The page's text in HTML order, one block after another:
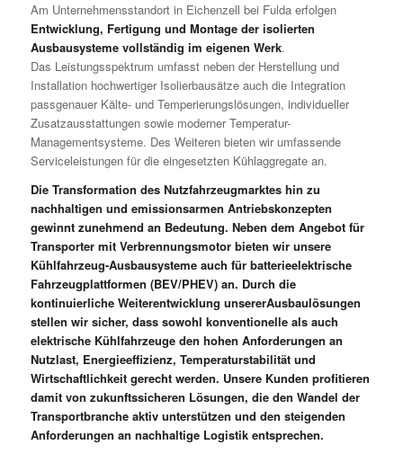
Am Unternehmensstandort in Eichenzell bei Fulda erfolgen
Entwicklung, Fertigung und Montage der isolierten
Ausbausysteme vollständig im eigenen Werk.
Das Leistungsspektrum umfasst neben der Herstellung und
Installation hochwertiger Isolierbausätze auch die Integration
passgenauer Kälte- und Temperierungslösungen, individueller
Zusatzausstattungen sowie moderner Temperatur-
Managementsysteme. Des Weiteren bieten wir umfassende
Serviceleistungen für die eingesetzten Kühlaggregate an.
Die Transformation des Nutzfahrzeugmarktes hin zu
nachhaltigen und emissionsarmen Antriebskonzepten
gewinnt zunehmend an Bedeutung. Neben dem Angebot für
Transporter mit Verbrennungsmotor bieten wir unsere
Kühlfahrzeug-Ausbausysteme auch für batterieelektrische
Fahrzeugplattformen (BEV/PHEV) an. Durch die
kontinuierliche Weiterentwicklung unsererAusbaulösungen
stellen wir sicher, dass sowohl konventionelle als auch
elektrische Kühlfahrzeuge den hohen Anforderungen an
Nutzlast, Energieeffizienz, Temperaturstabilität und
Wirtschaftlichkeit gerecht werden. Unsere Kunden profitieren
damit von zukunftssicheren Lösungen, die den Wandel der
Transportbranche aktiv unterstützen und den steigenden
Anforderungen an nachhaltige Logistik entsprechen.